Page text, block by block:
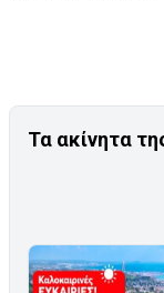
Τα ακίνητα